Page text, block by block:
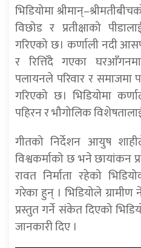
भिडियोमा
विछोड र प्रतीक्षाको
गरिएको छ। कर्णाली नदी
र रित्तिँदै गएका
पलायनले परिवार र समाजमा
गरिएको छ। भिडियोमा
पहिरन र भौगोलिक
गीतको निर्देशन आयुष
विश्वकर्माको छ भने छायांकन
रावत निर्माता रहेको
गरेका हुन् । भिडियोले ग्रामीण
प्रस्तुत गर्ने संकेत दिएको
जानकारी दिए ।